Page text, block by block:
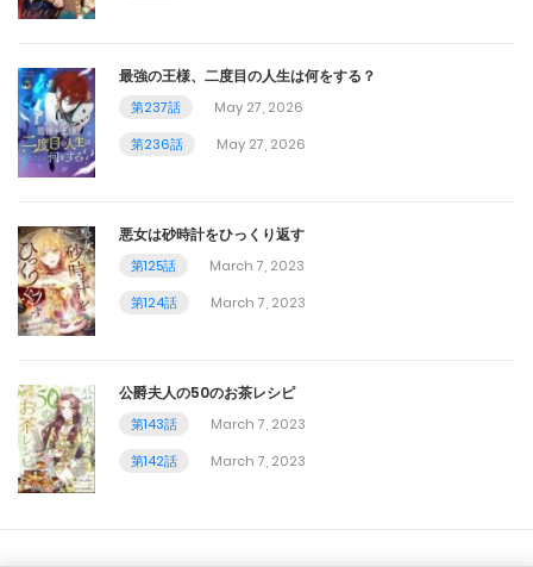
December 16, 2023
第286話
December 10, 2023
第285話
第284話
December 5, 2023
December 3, 2023
第282話
最強の王様、二度目の人生は何をする？
第237話
May 27, 2026
第236話
May 27, 2026
悪女は砂時計をひっくり返す
第125話
March 7, 2023
第124話
March 7, 2023
公爵夫人の50のお茶レシピ
第143話
March 7, 2023
第142話
March 7, 2023